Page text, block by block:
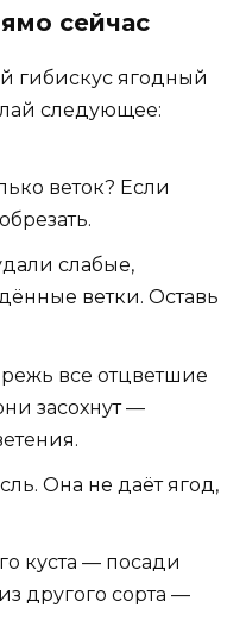
сейчас
гибискус ягодный
следующее:
веток? Если
слабые,
ветки. Оставь
все отцветшие
засохнут —
Она не даёт ягод,
куста — посади
другого сорта —